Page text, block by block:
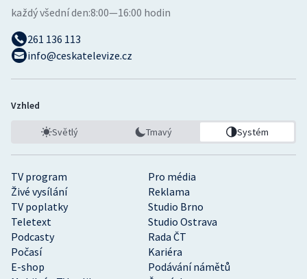
TV program
Pro média
Živé vysílání
Reklama
TV poplatky
Studio Brno
Teletext
Studio Ostrava
Podcasty
Rada ČT
Počasí
Kariéra
E-shop
Podávání námětů
každý všední den:8:00—16:00 hodin
261 136 113
info@ceskatelevize.cz
Vzhled
Světlý Tmavý Systém